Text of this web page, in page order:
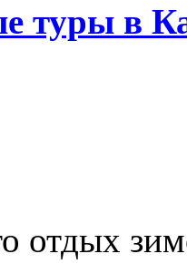
туры в
отдых